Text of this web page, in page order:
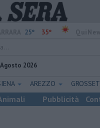
25° 35°
Agosto 2026
AREZZO
Pubblicità